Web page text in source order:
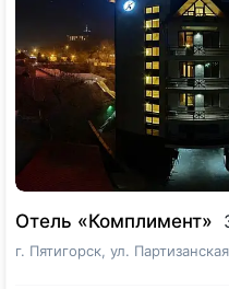
У дома есть собственная
день).
Отель «Комплимент»
г. Пятигорск, ул.